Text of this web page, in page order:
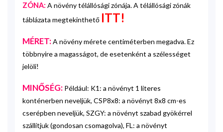
ZÓNA: A növény télállósági zónája. A télállósági zónák
táblázata megtekinthető ITT!
MÉRET:A növény mérete centiméterben megadva. Ez
többnyire a magasságot, de esetenként a szélességet
jelöli!
MINŐSÉG: Például: K1: a növényt 1 literes
konténerben neveljük, CSP8x8: a növényt 8x8 cm-es
cserépben neveljük, SZGY: a növényt szabad gyökérrel
szállítjuk (gondosan csomagolva), FL: a növényt